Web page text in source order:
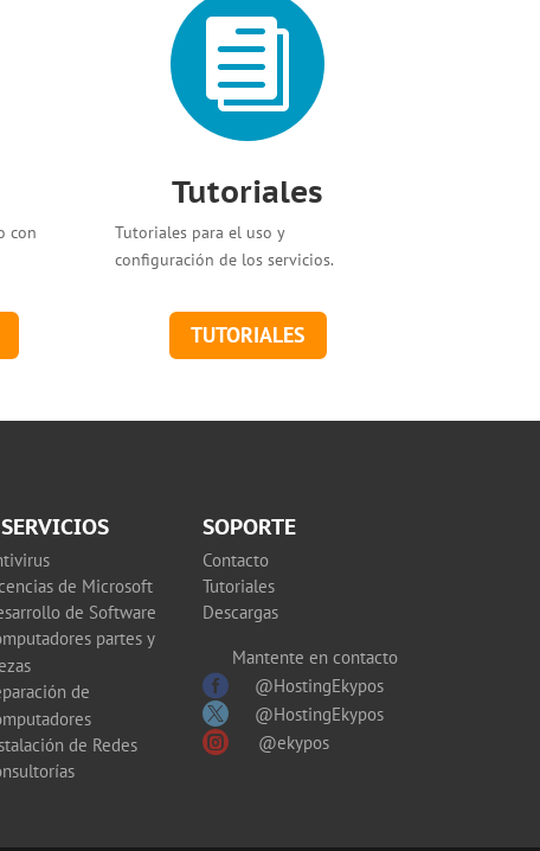
con

Tutoriales
Tutoriales para el uso y
configuración de los servicios.
TUTORIALES
de Microsoft
de Software
partes y
de
de Redes
SOPORTE
Contacto
Tutoriales
Descargas
Mantente en contacto
 @HostingEkypos
 @HostingEkypos
 @ekypos